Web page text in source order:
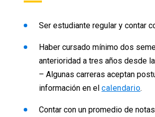
Ser estudiante regular y contar
Haber cursado mínimo dos
anterioridad a tres años desde
– Algunas carreras aceptan
información en el calendario.
Contar con un promedio de